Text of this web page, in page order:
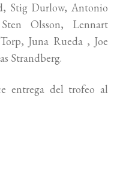
Stig Durlow, Antonio
Olsson, Lennart
Juna Rueda , Joe
Strandberg.
entrega del trofeo al